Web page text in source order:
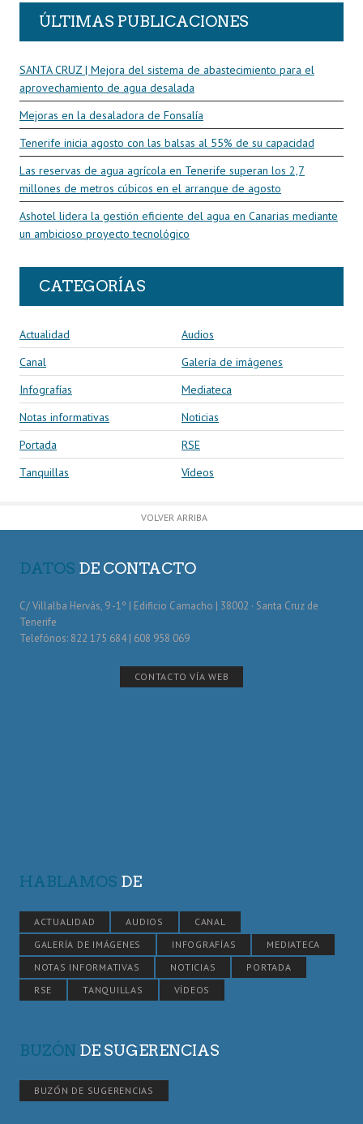
ÚLTIMAS PUBLICACIONES
SANTA CRUZ | Mejora del sistema de abastecimiento para el
aprovechamiento de agua desalada
Mejoras en la desaladora de Fonsalía
Tenerife inicia agosto con las balsas al 55% de su capacidad
Las reservas de agua agrícola en Tenerife superan los 2,7
millones de metros cúbicos en el arranque de agosto
Ashotel lidera la gestión eficiente del agua en Canarias mediante
un ambicioso proyecto tecnológico
CATEGORÍAS
Actualidad
Audios
Canal
Galería de imágenes
Infografías
Mediateca
Notas informativas
Noticias
Portada
RSE
Tanquillas
Vídeos
VOLVER ARRIBA
DATOS DE CONTACTO
C/ Villalba Hervás, 9 -1º | Edificio Camacho | 38002 · Santa Cruz de
Tenerife
Telefónos: 822 175 684 | 608 958 069
CONTACTO VÍA WEB
HABLAMOS DE
ACTUALIDAD AUDIOS
CANAL
GALERÍA DE IMÁGENES
INFOGRAFÍAS
MEDIATECA
NOTAS INFORMATIVAS
NOTICIAS
PORTADA
RSE
TANQUILLAS VÍDEOS
BUZÓN DE SUGERENCIAS
BUZÓN DE SUGERENCIAS